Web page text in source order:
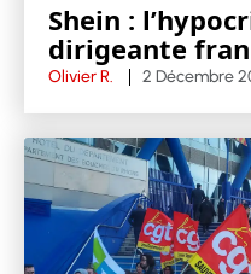
Shein :
dirigeante
Olivier R. 2 Décembre